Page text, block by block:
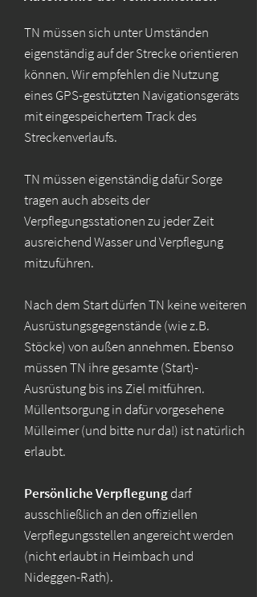
TN müssen sich unter Umständen
eigenständig auf der Strecke orientieren
können. Wir empfehlen die Nutzung
eines GPS-gestützten Navigationsgeräts
mit eingespeichertem Track des
Streckenverlaufs.
TN müssen eigenständig dafür Sorge
tragen auch abseits der
Verpflegungsstationen zu jeder Zeit
ausreichend Wasser und Verpflegung
mitzuführen.
Nach dem Start dürfen TN keine weiteren
Ausrüstungsgegenstände (wie z.B.
Stöcke) von außen annehmen. Ebenso
müssen TN ihre gesamte (Start)-
Ausrüstung bis ins Ziel mitführen.
Müllentsorgung in dafür vorgesehene
Mülleimer (und bitte nur da!) ist natürlich
erlaubt.
Persönliche Verpflegungdarf
ausschließlich an den offiziellen
Verpflegungsstellen angereicht werden
(nicht erlaubt in Heimbach und
Nideggen-Rath).